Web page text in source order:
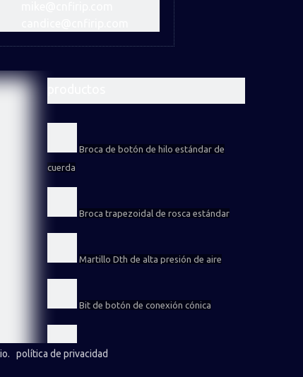
Broca de botón de hilo estándar de
cuerda
Broca trapezoidal de rosca estándar
Martillo Dth de alta presión de aire
Bit de botón de conexión cónica
Broca de rosca de retracción
. política de privacidad